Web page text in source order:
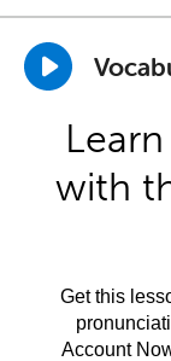
with
Get this
Account